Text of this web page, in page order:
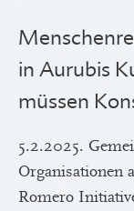
in Aurubis
müssen
5.2.2025.
Organisationen
Romero